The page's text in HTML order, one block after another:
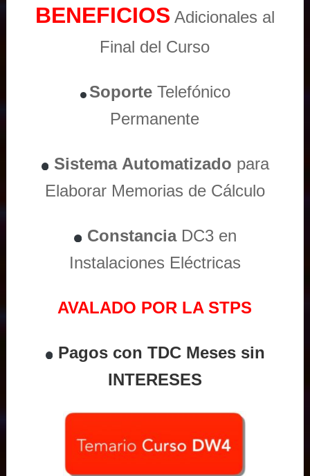
BENEFICIOS Adicionales al
Final del Curso
Soporte Telefónico
Permanente
Sistema Automatizado para
Elaborar Memorias de Cálculo
ConstanciaDC3 en
Instalaciones Eléctricas
AVALADO POR LA STPS
Pagos con TDC Meses sin
INTERESES